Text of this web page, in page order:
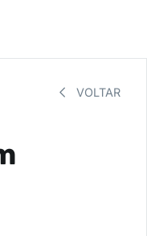
VOLTAR